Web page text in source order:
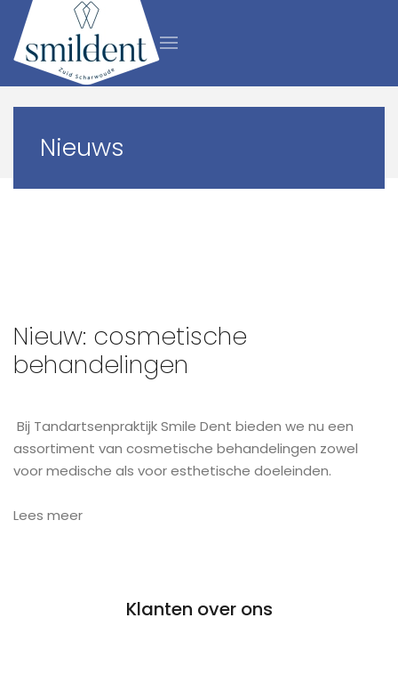
meer over de nepmails.
Nieuws
Nieuw: cosmetische
behandelingen
Bij Tandartsenpraktijk Smile Dent bieden we nu een
assortiment van cosmetische behandelingen zowel
voor medische als voor esthetische doeleinden.
Lees meer
Klanten over ons